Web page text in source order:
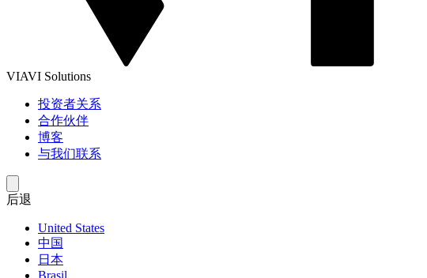
VIAVI Solutions
投资者关系
合作伙伴
博客
与我们联系
后退
United States
中国
日本
Brasil